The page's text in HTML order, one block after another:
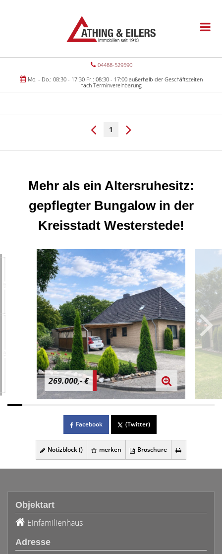
04488-529590
Mo. - Do.: 08:30 - 17:30 Fr.: 08:30 - 17:00 außerhalb der Geschäftszeiten
nach Terminvereinbarung
1
Mehr als ein Altersruhesitz:
gepflegter Bungalow in der
Kreisstadt Westerstede!
269.000,- €
Facebook (Twitter)
Notizblock () merken Broschüre
Objektart
Einfamilienhaus
Adresse